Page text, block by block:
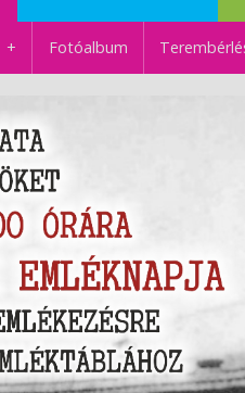
Fotóalbum